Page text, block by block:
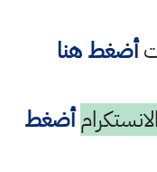
أضغط هنا
أضغط